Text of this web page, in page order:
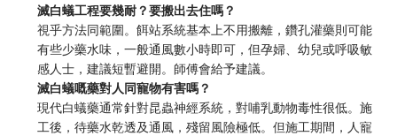
滅白蟻工程要幾耐？要搬出去住嗎？
視乎方法同範圍。餌站系統基本上不用搬離，鑽孔灌藥則可能
有些少藥水味，一般通風數小時即可，但孕婦、幼兒或呼吸敏
感人士，建議短暫避開。師傅會給予建議。
滅白蟻嘅藥對人同寵物有害嗎？
現代白蟻藥通常針對昆蟲神經系統，對哺乳動物毒性很低。施
工後，待藥水乾透及通風，殘留風險極低。但施工期間，人寵